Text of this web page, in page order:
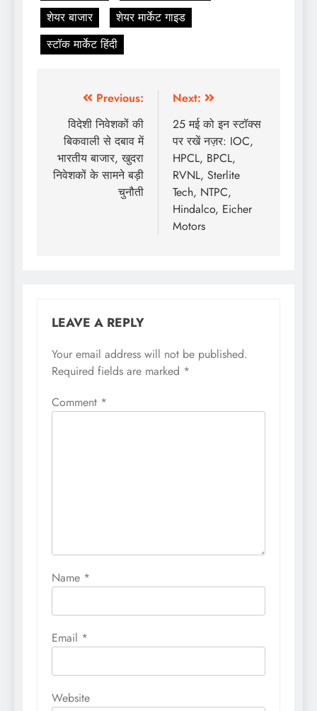
शेयर बाजार
शेयर मार्केट गाइड
स्टॉक मार्केट हिंदी
Previous:
विदेशी निवेशकों की
बिकवाली से दबाव में
भारतीय बाजार, खुदरा
निवेशकों के सामने बड़ी
चुनौती
Next:
25 मई को इन स्टॉक्स
पर रखें नज़र: IOC,
HPCL, BPCL,
RVNL, Sterlite
Tech, NTPC,
Hindalco, Eicher
Motors
LEAVE A REPLY
Your email address will not be published.
Required fields are marked *
Comment *
Name *
Email *
Website